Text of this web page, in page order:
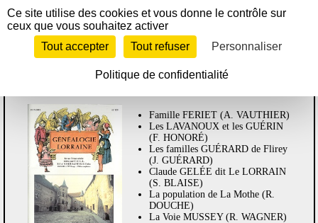
Revue Généalogie Lorraine
Année 2001
Numéro 120
Famille FERIET (A. VAUTHIER)
Les LAVANOUX et les GUÉRIN
(F. HONORÉ)
Les familles GUÉRARD de Flirey
(J. GUÉRARD)
Claude GELÉE dit Le LORRAIN
(S. BLAISE)
La population de La Mothe (R.
DOUCHE)
La Voie MUSSEY (R. WAGNER)
Ce site utilise des cookies et vous donne le contrôle sur
ceux que vous souhaitez activer
Tout accepter
Tout refuser Personnaliser
Politique de confidentialité